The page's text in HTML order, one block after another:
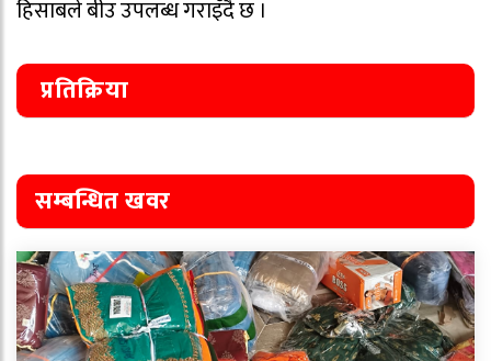
हिसाबले बीउ उपलब्ध गराइँदै छ ।
प्रतिक्रिया
सम्बन्धित खवर